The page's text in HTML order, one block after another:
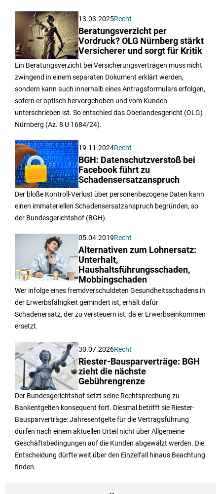
13.03.2025Recht
Beratungsverzicht per
Vordruck? OLG Nürnberg stärkt
Versicherer und sorgt für Kritik
Ein Beratungsverzicht bei Versicherungsverträgen muss nicht
zwingend in einem separaten Dokument erklärt werden,
sondern kann auch innerhalb eines Antragsformulars erfolgen,
sofern er optisch hervorgehoben und vom Kunden
unterschrieben ist. So entschied das Oberlandesgericht (OLG)
Nürnberg (Az. 8 U 1684/24).
19.11.2024Recht
BGH: Datenschutzverstoß bei
Facebook führt zu
Schadensersatzanspruch
Der bloße Kontroll-Verlust über personenbezogene Daten kann
einen immateriellen Schadensersatzanspruch begründen, so
der Bundesgerichtshof (BGH).
05.04.2019Recht
Alternativen zum Lohnersatz:
Unterhalt,
Haushaltsführungsschaden,
Mobbingschaden
Wer infolge eines fremdverschuldeten Gesundheitsschadens in
der Erwerbsfähigkeit gemindert ist, erhält dafür
Schadenersatz, der zu versteuern ist, da er Erwerbseinkommen
ersetzt.
30.07.2026Recht
Riester-Bausparverträge: BGH
zieht die nächste
Gebührengrenze
Der Bundesgerichtshof setzt seine Rechtsprechung zu
Bankentgelten konsequent fort. Diesmal betrifft sie Riester-
Bausparverträge: Jahresentgelte für die Vertragsführung
dürfen nach einem aktuellen Urteil nicht über Allgemeine
Geschäftsbedingungen auf die Kunden abgewälzt werden. Die
Entscheidung dürfte weit über den Einzelfall hinaus Beachtung
finden.